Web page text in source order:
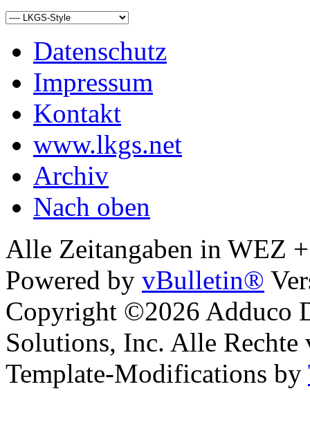
Datenschutz
Impressum
Kontakt
www.lkgs.net
Archiv
Nach oben
Alle Zeitangaben in WEZ
Powered by vBulletin®
Copyright ©2026 Adduco
Solutions, Inc. Alle Rechte
Template-Modifications by